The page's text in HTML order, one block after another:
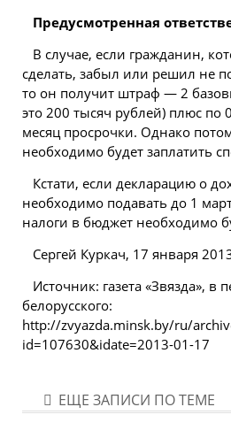
Предусмотренная
В случае, если гражданин,
сделать, забыл или решил не
то он получит штраф — 2
это 200 тысяч рублей) плюс по
месяц просрочки. Однако
необходимо будет заплатить
Кстати, если декларацию о
необходимо подавать до 1
налоги в бюджет необходимо
Сергей Куркач, 17 января
Источник: газета «Звязда», в
белорусского:
http://zvyazda.minsk.by/ru/
id=107630&idate=2013-01-17
ЕЩЕ ЗАПИСИ ПО ТЕМЕ